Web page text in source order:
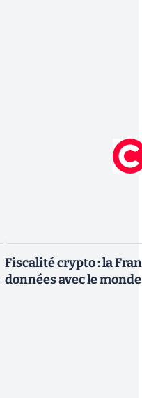
Fiscalité crypto : la
données avec le